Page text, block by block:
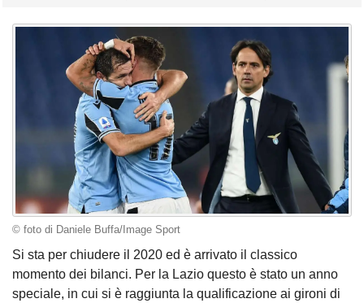
© foto di Daniele Buffa/Image Sport
Si sta per chiudere il 2020 ed è arrivato il classico
momento dei bilanci. Per la Lazio questo è stato un anno
speciale, in cui si è raggiunta la qualificazione ai gironi di